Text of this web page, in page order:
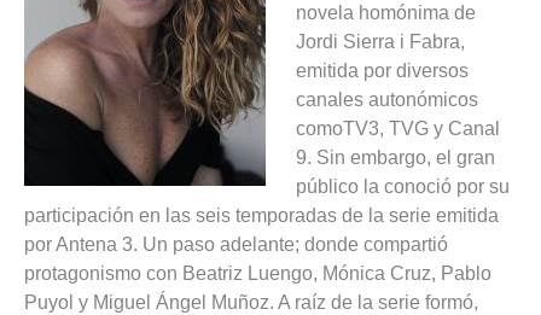
novela homónima de
Jordi Sierra i Fabra,
emitida por diversos
canales autonómicos
comoTV3, TVG y Canal
9. Sin embargo, el gran
público la conoció por su
participación en las seis temporadas de la serie emitida
por Antena 3. Un paso adelante; donde compartió
protagonismo con Beatriz Luengo, Mónica Cruz, Pablo
Puyol y Miguel Ángel Muñoz. A raíz de la serie formó,